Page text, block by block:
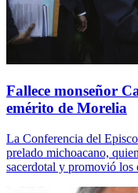
Fallece monseñor
emérito de Morelia
La Conferencia del
prelado michoacano,
sacerdotal y promovió los